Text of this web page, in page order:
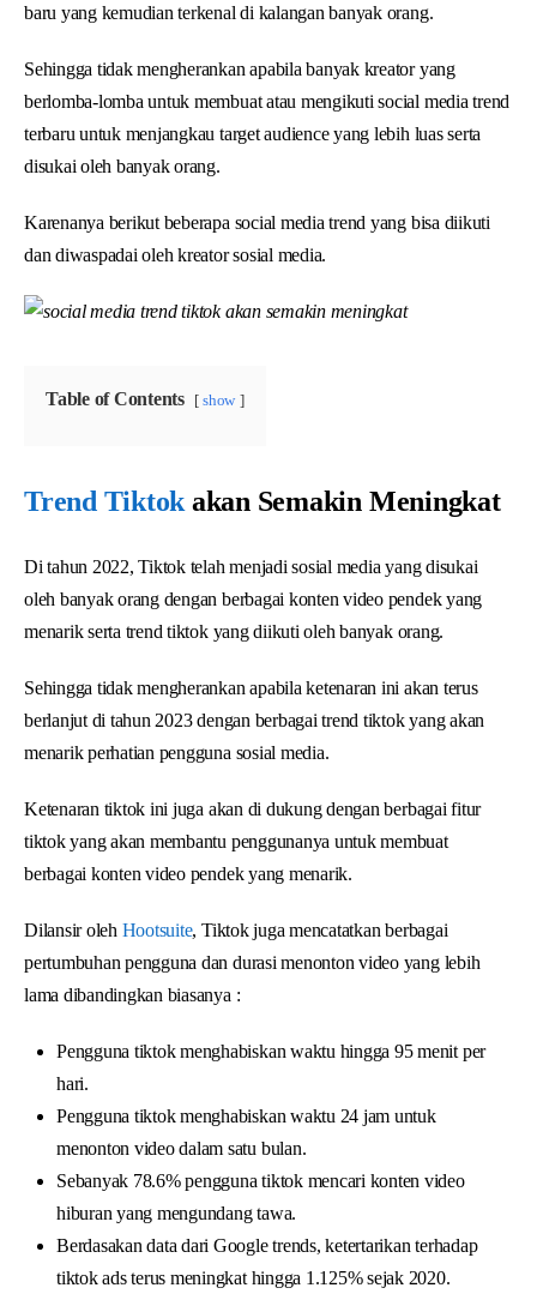
baru yang kemudian terkenal di kalangan banyak orang.
Sehingga tidak mengherankan apabila banyak kreator yang
berlomba-lomba untuk membuat atau mengikuti social media trend
terbaru untuk menjangkau target audience yang lebih luas serta
disukai oleh banyak orang.
Karenanya berikut beberapa social media trend yang bisa diikuti
dan diwaspadai oleh kreator sosial media.
Table of Contents show
Trend Tiktok akan Semakin Meningkat
Di tahun 2022, Tiktok telah menjadi sosial media yang disukai
oleh banyak orang dengan berbagai konten video pendek yang
menarik serta trend tiktok yang diikuti oleh banyak orang.
Sehingga tidak mengherankan apabila ketenaran ini akan terus
berlanjut di tahun 2023 dengan berbagai trend tiktok yang akan
menarik perhatian pengguna sosial media.
Ketenaran tiktok ini juga akan di dukung dengan berbagai fitur
tiktok yang akan membantu penggunanya untuk membuat
berbagai konten video pendek yang menarik.
Dilansir oleh Hootsuite, Tiktok juga mencatatkan berbagai
pertumbuhan pengguna dan durasi menonton video yang lebih
lama dibandingkan biasanya :
Pengguna tiktok menghabiskan waktu hingga 95 menit per
hari.
Pengguna tiktok menghabiskan waktu 24 jam untuk
menonton video dalam satu bulan.
Sebanyak 78.6% pengguna tiktok mencari konten video
hiburan yang mengundang tawa.
Berdasakan data dari Google trends, ketertarikan terhadap
tiktok ads terus meningkat hingga 1.125% sejak 2020.